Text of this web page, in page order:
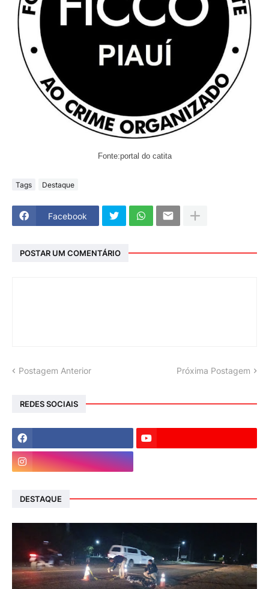
Fonte:portal do catita
Tags Destaque
Facebook
POSTAR UM COMENTÁRIO
Postagem Anterior Próxima Postagem
REDES SOCIAIS
DESTAQUE